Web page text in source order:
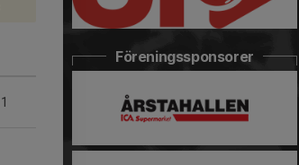
1
Föreningssponsorer